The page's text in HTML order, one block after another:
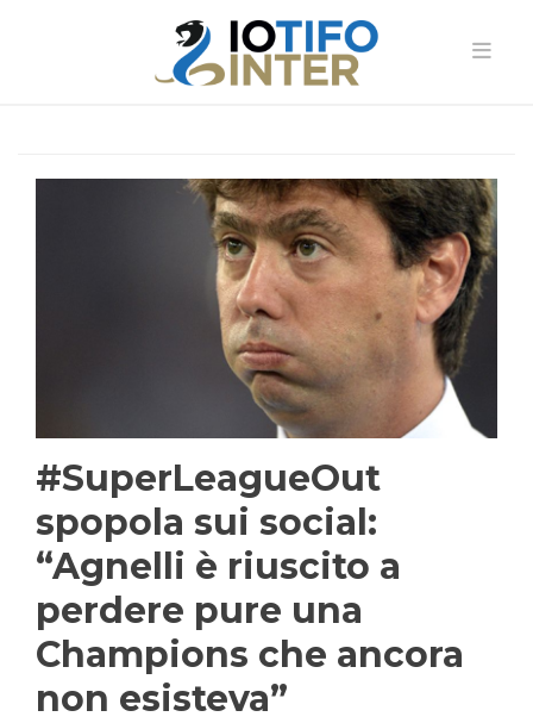
#SuperLeagueOut
spopola sui social:
“Agnelli è riuscito a
perdere pure una
Champions che ancora
non esisteva”